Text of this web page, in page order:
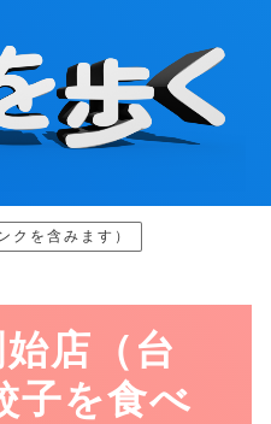
クを含みます）
店（台
子を食べ